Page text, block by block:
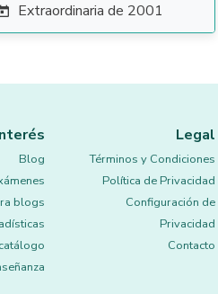
Extraordinaria de 2001
Blog
blogs
Legal
Términos y Condiciones
Política de Privacidad
Configuración de
Privacidad
Contacto